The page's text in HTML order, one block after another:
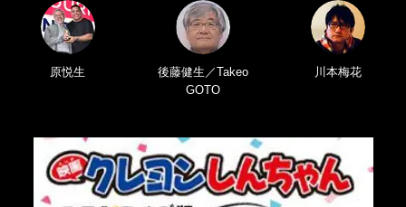
原悦生
後藤健生／Takeo
GOTO
川本梅花